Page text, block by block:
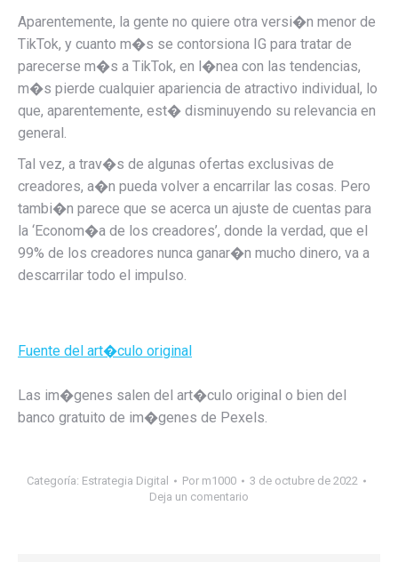
Aparentemente, la gente no quiere otra versi�n menor de
TikTok, y cuanto m�s se contorsiona IG para tratar de
parecerse m�s a TikTok, en l�nea con las tendencias,
m�s pierde cualquier apariencia de atractivo individual, lo
que, aparentemente, est� disminuyendo su relevancia en
general.
Tal vez, a trav�s de algunas ofertas exclusivas de
creadores, a�n pueda volver a encarrilar las cosas. Pero
tambi�n parece que se acerca un ajuste de cuentas para
la ‘Econom�a de los creadores’, donde la verdad, que el
99% de los creadores nunca ganar�n mucho dinero, va a
descarrilar todo el impulso.
Fuente del art�culo original
Las im�genes salen del art�culo original o bien del
banco gratuito de im�genes de Pexels.
Categoría: Estrategia Digital Por m1000
3 de octubre de 2022
Deja un comentario